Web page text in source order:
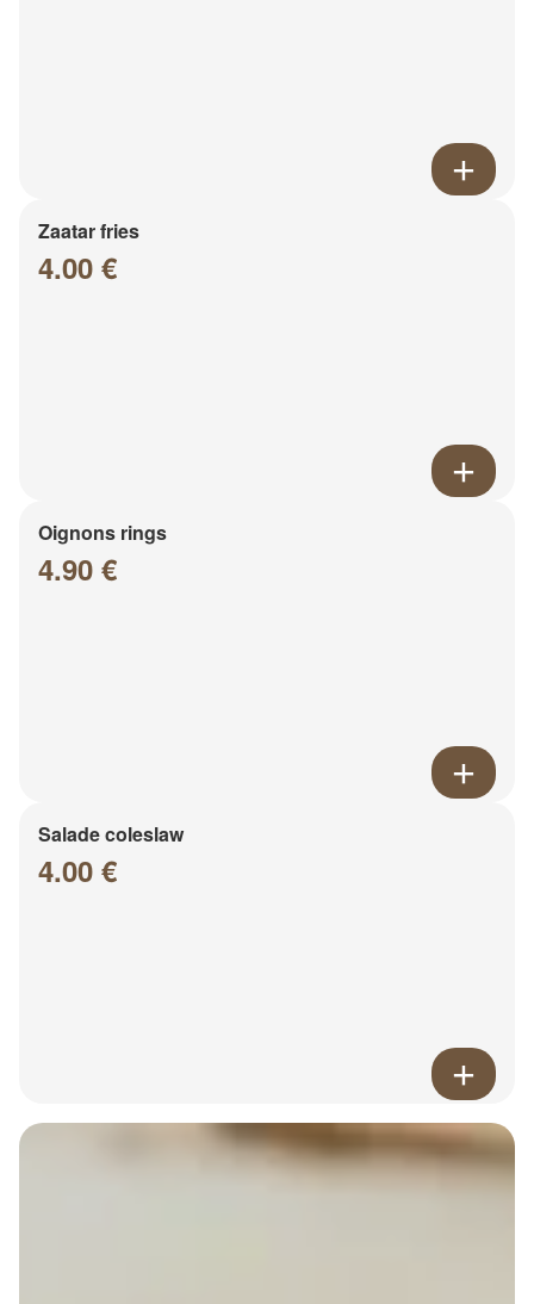
Zaatar fries
4.00 €
Oignons rings
4.90 €
Salade coleslaw
4.00 €